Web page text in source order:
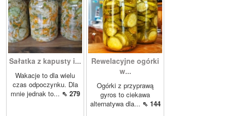
Sałatka z kapusty i...
Wakacje to dla wielu
czas odpoczynku. Dla
mnie jednak to... ⇖ 279
Rewelacyjne ogórki
w...
Ogórki z przyprawą
gyros to ciekawa
alternatywa dla... ⇖ 144